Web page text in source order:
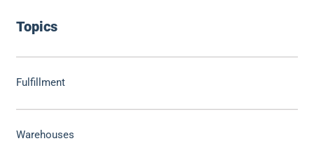
Topics
Fulfillment
Warehouses